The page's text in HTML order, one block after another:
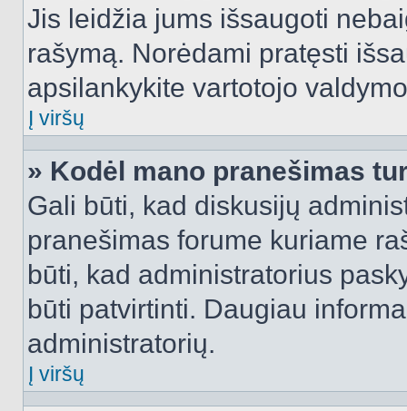
Jis leidžia jums išsaugoti
rašymą. Norėdami pratęsti
apsilankykite vartotojo
Į viršų
» Kodėl mano pranešimas
Gali būti, kad diskusijų
pranešimas forume kuriame
būti, kad administratorius
būti patvirtinti. Daugiau
administratorių.
Į viršų